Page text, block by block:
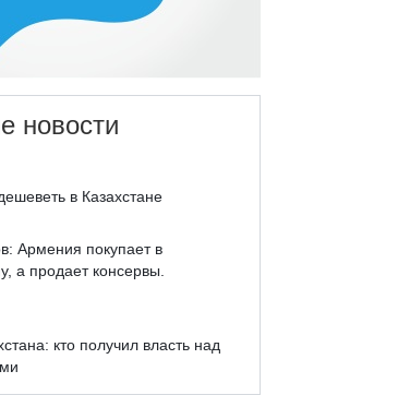
новости
в Казахстане
Армения покупает в
а продает консервы.
кто получил власть над